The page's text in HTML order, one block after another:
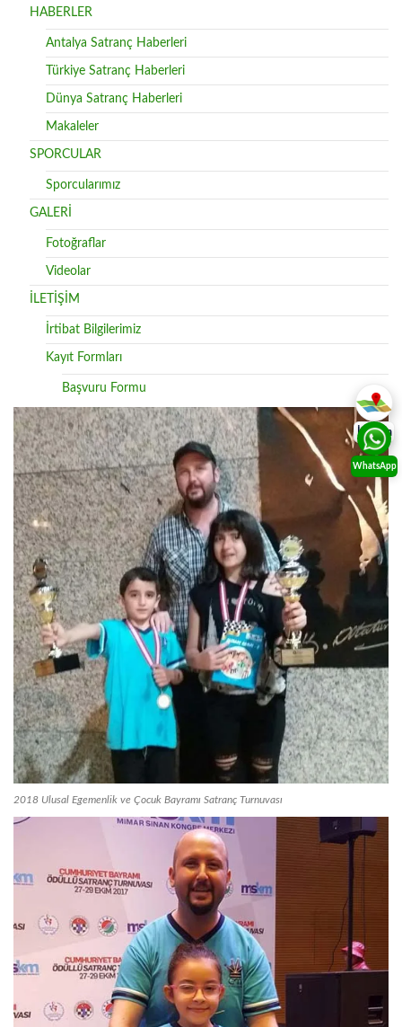
HABERLER
Antalya Satranç Haberleri
Türkiye Satranç Haberleri
Dünya Satranç Haberleri
Makaleler
SPORCULAR
Sporcularımız
GALERİ
Fotoğraflar
Videolar
İLETİŞİM
İrtibat Bilgilerimiz
Kayıt Formları
Başvuru Formu
2018 Ulusal Egemenlik ve Çocuk Bayramı Satranç Turnuvası
İletişim
WhatsApp